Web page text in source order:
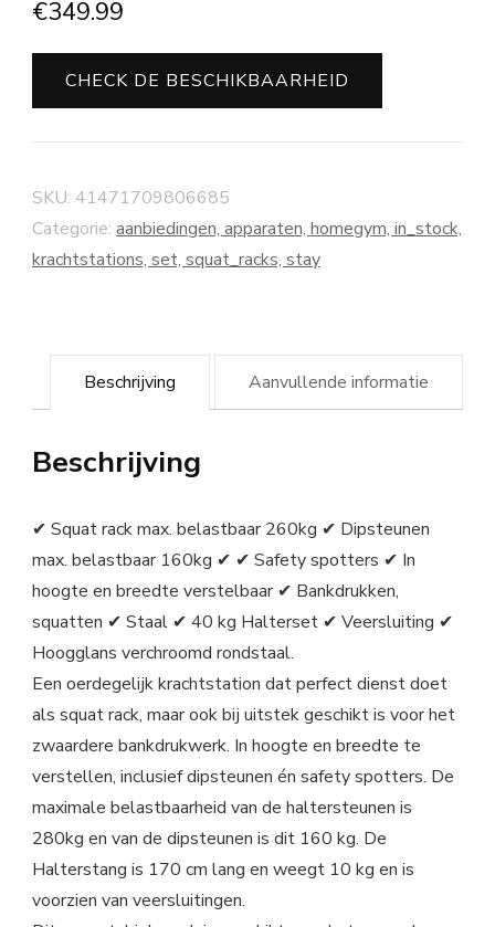
€349.99
CHECK DE BESCHIKBAARHEID
SKU: 41471709806685
Categorie: aanbiedingen, apparaten, homegym, in_stock,
krachtstations, set, squat_racks, stay
Beschrijving Aanvullende informatie
Beschrijving
✔ Squat rack max. belastbaar 260kg ✔ Dipsteunen
max. belastbaar 160kg ✔ ✔ Safety spotters ✔ In
hoogte en breedte verstelbaar ✔ Bankdrukken,
squatten ✔ Staal ✔ 40 kg Halterset ✔ Veersluiting ✔
Hoogglans verchroomd rondstaal.
Een oerdegelijk krachtstation dat perfect dienst doet
als squat rack, maar ook bij uitstek geschikt is voor het
zwaardere bankdrukwerk. In hoogte en breedte te
verstellen, inclusief dipsteunen én safety spotters. De
maximale belastbaarheid van de haltersteunen is
280kg en van de dipsteunen is dit 160 kg. De
Halterstang is 170 cm lang en weegt 10 kg en is
voorzien van veersluitingen.